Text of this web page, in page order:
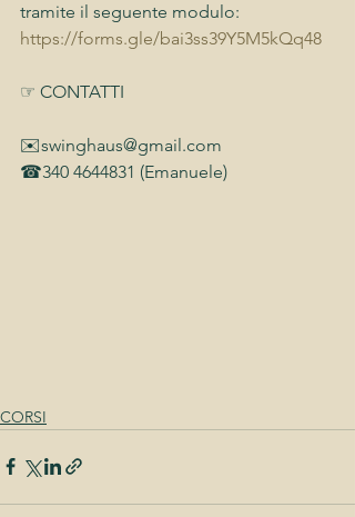
tramite il seguente modulo:
https://forms.gle/bai3ss39Y5M5kQq48
☞ CONTATTI
✉️swinghaus@gmail.com
☎︎340 4644831 (Emanuele)
CORSI